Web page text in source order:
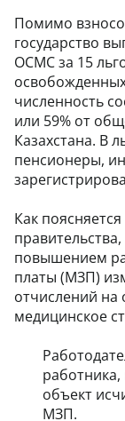
Помимо
государство
ОСМС за 15
численность
или 59% от
Казахстана. В
пенсионеры,
Как
повышением
платы (МЗП)
отчислений на
медицинское
работника,
объект
МЗП.